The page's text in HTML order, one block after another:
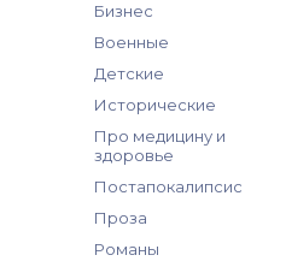
Бизнес
Военные
Детские
Исторические
Про медицину и
здоровье
Постапокалипсис
Проза
Романы